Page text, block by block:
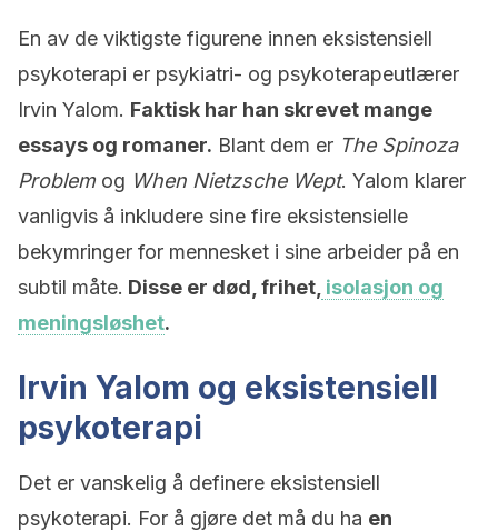
En av de viktigste figurene innen eksistensiell
psykoterapi er psykiatri- og psykoterapeutlærer
Irvin Yalom. Faktisk har han skrevet mange
essays og romaner. Blant dem er The Spinoza
Problemog When Nietzsche Wept. Yalom klarer
vanligvis å inkludere sine fire eksistensielle
bekymringer for mennesket i sine arbeider på en
subtil måte. Disse er død, frihet, isolasjon og
meningsløshet.
Irvin Yalom og eksistensiell
psykoterapi
Det er vanskelig å definere eksistensiell
psykoterapi. For å gjøre det må du ha en